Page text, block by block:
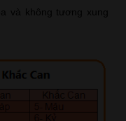
và không tương xung